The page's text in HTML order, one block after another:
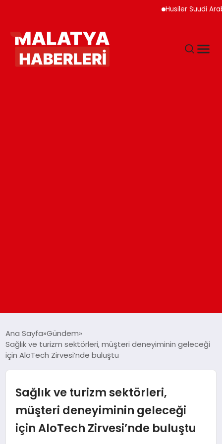
Husiler Suudi Arabistan
GÜNDEM
DÜNYA
EĞITIM
Ana Sayfa Gündem
Sağlık ve turizm sektörleri, müşteri deneyiminin geleceği
için AloTech Zirvesi’nde buluştu
Sağlık ve turizm sektörleri,
müşteri deneyiminin geleceği
için AloTech Zirvesi’nde buluştu